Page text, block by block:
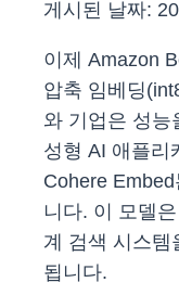
게시된 날짜:
이제 Amazon
압축 임베딩
와 기업은 성능
성형 AI 애플리
Cohere
니다. 이 모델
계 검색 시스템
됩니다.